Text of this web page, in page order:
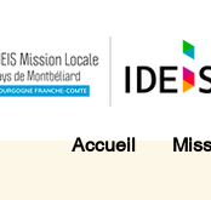
Accueil